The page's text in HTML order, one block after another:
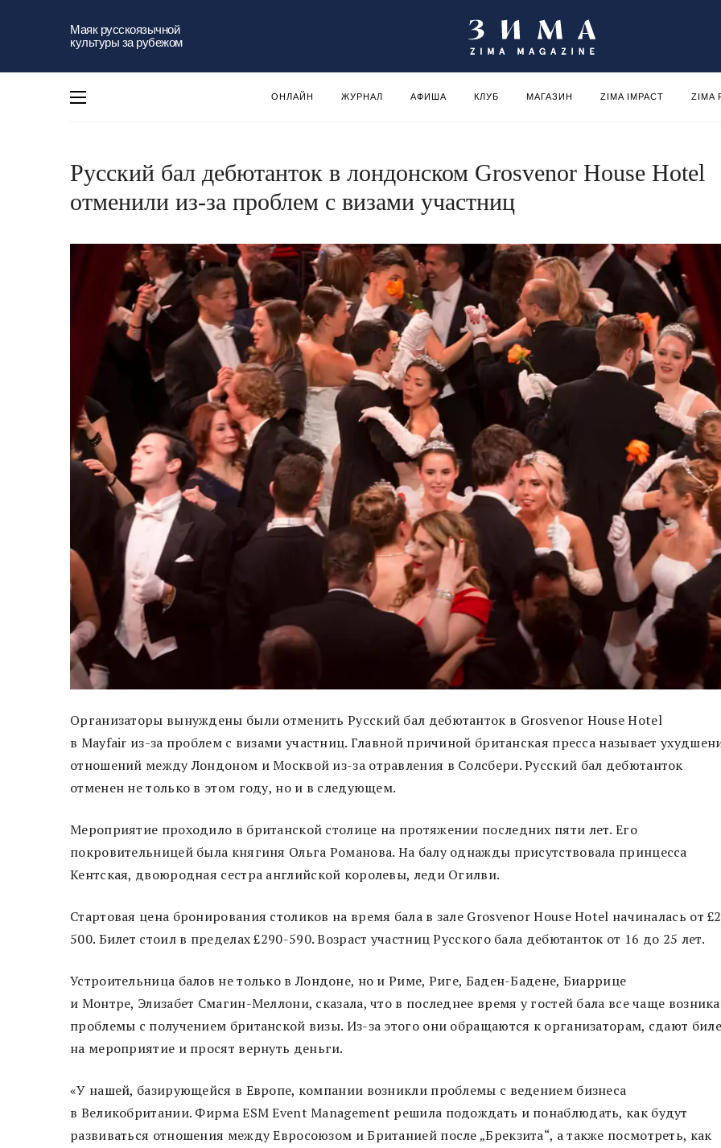
Маяк русскоязычной
культуры за рубежом
ОНЛАЙН ЖУРНАЛ АФИША КЛУБ МАГАЗИН ZIMA IMPACT ZIMA
Русский бал дебютанток в лондонском Grosvenor House Hotel
отменили из-за проблем с визами участниц
Организаторы вынуждены были отменить Русский бал дебютанток в Grosvenor House Hotel
в Mayfair из-за проблем с визами участниц. Главной причиной британская пресса называет
отношений между Лондоном и Москвой из-за отравления в Солсбери. Русский бал дебютанток
отменен не только в этом году, но и в следующем.
Мероприятие проходило в британской столице на протяжении последних пяти лет. Его
покровительницей была княгиня Ольга Романова. На балу однажды присутствовала принцесса
Кентская, двоюродная сестра английской королевы, леди Огилви.
Стартовая цена бронирования столиков на время бала в зале Grosvenor House Hotel начиналась от £2
500. Билет стоил в пределах £290-590. Возраст участниц Русского бала дебютанток от 16 до 25 лет.
Устроительница балов не только в Лондоне, но и Риме, Риге, Баден-Бадене, Биаррице
и Монтре, Элизабет Смагин-Меллони, сказала, что в последнее время у гостей бала все чаще
проблемы с получением британской визы. Из-за этого они обращаются к организаторам, сдают
на мероприятие и просят вернуть деньги.
«У нашей, базирующейся в Европе, компании возникли проблемы с ведением бизнеса
в Великобритании. Фирма ESM Event Management решила подождать и понаблюдать, как будут
развиваться отношения между Евросоюзом и Британией после „Брекзита“, а также посмотреть, как